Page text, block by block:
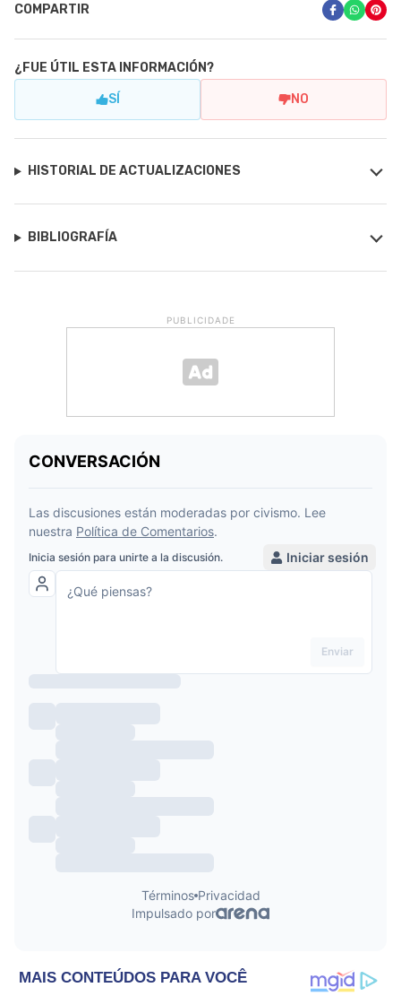
COMPARTIR
¿FUE ÚTIL ESTA INFORMACIÓN?
SÍ NO
HISTORIAL DE ACTUALIZACIONES
BIBLIOGRAFÍA
PUBLICIDADE